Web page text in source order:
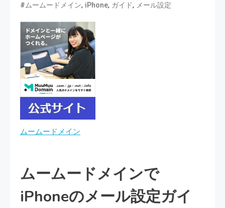
#ムームードメイン, iPhone, ガイド, メール設定
ムームードメイン
ムームードメインで
iPhoneのメール設定ガイ